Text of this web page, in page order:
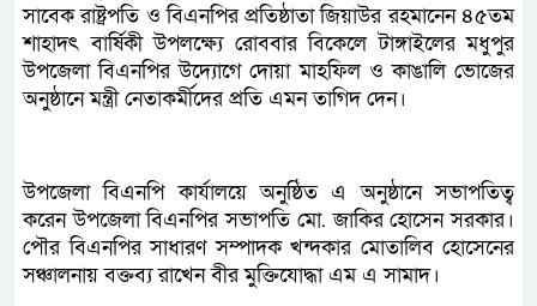
সাবেক রাষ্ট্রপতি ও বিএনপির প্রতিষ্ঠাতা জিয়াউর রহমানেন ৪৫তম
শাহাদৎ বার্ষিকী উপলক্ষ্যে রোববার বিকেলে টাঙ্গাইলের মধুপুর
উপজেলা বিএনপির উদ্যোগে দোয়া মাহফিল ও কাঙালি ভোজের
অনুষ্ঠানে মন্ত্রী নেতাকর্মীদের প্রতি এমন তাগিদ দেন।
উপজেলা বিএনপি কার্যালয়ে অনুষ্ঠিত এ অনুষ্ঠানে সভাপতিত্ব
করেন উপজেলা বিএনপির সভাপতি মো. জাকির হোসেন সরকার।
পৌর বিএনপির সাধারণ সম্পাদক খন্দকার মোতালিব হোসেনের
সঞ্চালনায় বক্তব্য রাখেন বীর মুক্তিযোদ্ধা এম এ সামাদ।